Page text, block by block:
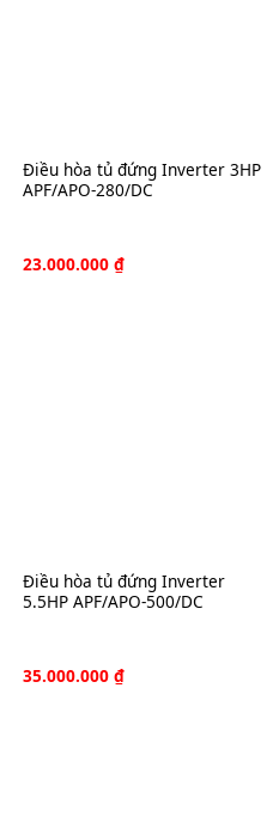
Điều hòa tủ đứng Inverter 3HP
APF/APO-280/DC
23.000.000 ₫
Điều hòa tủ đứng Inverter
5.5HP APF/APO-500/DC
35.000.000 ₫